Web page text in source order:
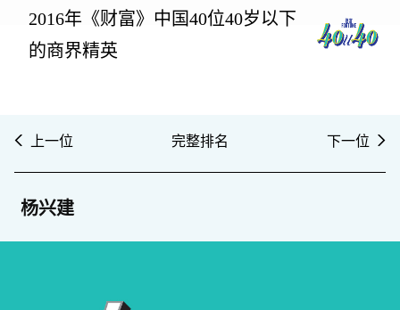
2016年《财富》中国40位40岁以下
的商界精英
上一位 完整排名 下一位
杨兴建